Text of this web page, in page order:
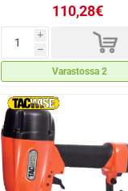
110,28€
i
h d
Varastossa 2